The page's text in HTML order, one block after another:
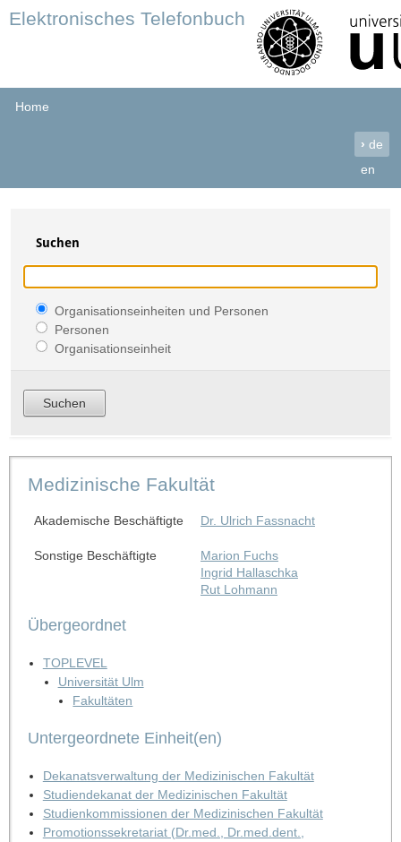
Elektronisches Telefonbuch
Home
› de
en
Suchen
Organisationseinheiten und Personen
Personen
Organisationseinheit
Medizinische Fakultät
Akademische Beschäftigte Dr. Ulrich Fassnacht
Sonstige Beschäftigte
Marion Fuchs
Ingrid Hallaschka
Rut Lohmann
Übergeordnet
TOPLEVEL
Universität Ulm
Fakultäten
Untergeordnete Einheit(en)
Dekanatsverwaltung der Medizinischen Fakultät
Studiendekanat der Medizinischen Fakultät
Studienkommissionen der Medizinischen Fakultät
Promotionssekretariat (Dr.med., Dr.med.dent.,